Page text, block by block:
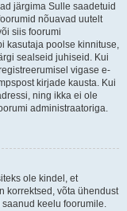
järgima Sulle saadetuid
nõuavad uutelt
siis foorumi
kasutaja poolse kinnituse,
sealseid juhiseid. Kui
vigase e-
kirjade kausta. Kui
ning ikka ei ole
administraatoriga.
ole kindel, et
korrektsed, võta ühendust
keelu foorumile.